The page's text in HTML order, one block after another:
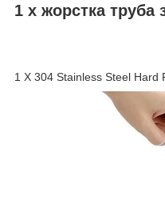
1 х жорстка труба
1 X 304 Stainless Steel Hard